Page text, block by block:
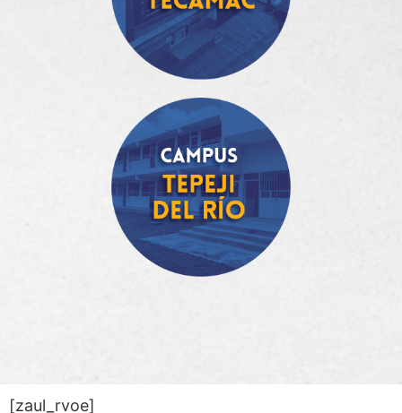
[zaul_rvoe]